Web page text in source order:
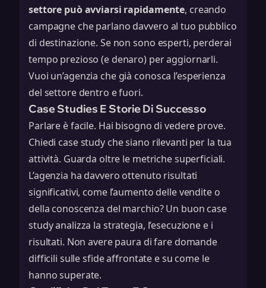
settore può avviarsi rapidamente, creando
campagne che parlano davvero al tuo pubblico
di destinazione. Se non sono esperti, perderai
tempo prezioso (e denaro) per aggiornarli.
Vuoi un’agenzia che già conosca l’esperienza
del settoredentro e fuori.
Case Studies E Storie Di Successo
Parlare è facile. Hai bisogno di vedere prove.
Chiedi case study che siano rilevanti per la tua
attività. Guarda oltre le metriche superficiali.
L’agenzia ha davvero ottenuto risultati
significativi, come l’aumento delle vendite o
della conoscenza del marchio? Un buon case
study analizza la strategia, l’esecuzione e i
risultati. Non avere paura di fare domande
difficili sulle sfide affrontate e su come le
hanno superate.